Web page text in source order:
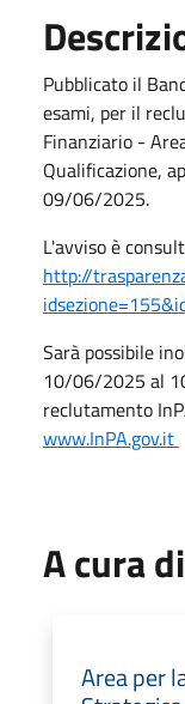
Pubblicato il
esami, per il
Finanziario -
Qualificazione,
09/06/2025.
L'avviso è
http://
Sarà possibile
10/06/2025 al
reclutamento
www.InPA.gov.it
A cura di
Area per